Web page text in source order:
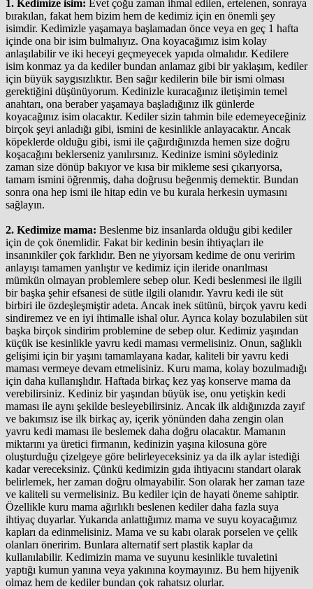
1. Kedimize isim: Evet çoğu zaman ihmal edilen, ertelenen, sonraya
bırakılan, fakat hem bizim hem de kedimiz için en önemli şey
isimdir. Kedimizle yaşamaya başlamadan önce veya en geç 1 hafta
içinde ona bir isim bulmalıyız. Ona koyacağımız isim kolay
anlaşılabilir ve iki heceyi geçmeyecek yapıda olmalıdır. Kedilere
isim konmaz ya da kediler bundan anlamaz gibi bir yaklaşım, kediler
için büyük saygısızlıktır. Ben sağır kedilerin bile bir ismi olması
gerektiğini düşünüyorum. Kedinizle kuracağınız iletişimin temel
anahtarı, ona beraber yaşamaya başladığınız ilk günlerde
koyacağınız isim olacaktır. Kediler sizin tahmin bile edemeyeceğiniz
birçok şeyi anladığı gibi, ismini de kesinlikle anlayacaktır. Ancak
köpeklerde olduğu gibi, ismi ile çağırdığınızda hemen size doğru
koşacağını beklerseniz yanılırsınız. Kedinize ismini söylediniz
zaman size dönüp bakıyor ve kısa bir mikleme sesi çıkarıyorsa,
tamam ismini öğrenmiş, daha doğrusu beğenmiş demektir. Bundan
sonra ona hep ismi ile hitap edin ve bu kurala herkesin uymasını
sağlayın.
2. Kedimize mama: Beslenme biz insanlarda olduğu gibi kediler
için de çok önemlidir. Fakat bir kedinin besin ihtiyaçları ile
insanınkiler çok farklıdır. Ben ne yiyorsam kedime de onu veririm
anlayışı tamamen yanlıştır ve kedimiz için ileride onarılması
mümkün olmayan problemlere sebep olur. Kedi beslenmesi ile ilgili
bir başka şehir efsanesi de sütle ilgili olanıdır. Yavru kedi ile süt
birbiri ile özdeşleşmiştir adeta. Ancak inek sütünü, birçok yavru kedi
sindiremez ve en iyi ihtimalle ishal olur. Ayrıca kolay bozulabilen süt
başka birçok sindirim problemine de sebep olur. Kedimiz yaşından
küçük ise kesinlikle yavru kedi maması vermelisiniz. Onun, sağlıklı
gelişimi için bir yaşını tamamlayana kadar, kaliteli bir yavru kedi
maması vermeye devam etmelisiniz. Kuru mama, kolay bozulmadığı
için daha kullanışlıdır. Haftada birkaç kez yaş konserve mama da
verebilirsiniz. Kediniz bir yaşından büyük ise, onu yetişkin kedi
maması ile aynı şekilde besleyebilirsiniz. Ancak ilk aldığınızda zayıf
ve bakımsız ise ilk birkaç ay, içerik yönünden daha zengin olan
yavru kedi maması ile beslemek daha doğru olacaktır. Mamanın
miktarını ya üretici firmanın, kedinizin yaşına kilosuna göre
oluşturduğu çizelgeye göre belirleyeceksiniz ya da ilk aylar istediği
kadar vereceksiniz. Çünkü kedimizin gıda ihtiyacını standart olarak
belirlemek, her zaman doğru olmayabilir. Son olarak her zaman taze
ve kaliteli su vermelisiniz. Bu kediler için de hayati öneme sahiptir.
Özellikle kuru mama ağırlıklı beslenen kediler daha fazla suya
ihtiyaç duyarlar. Yukarıda anlattığımız mama ve suyu koyacağımız
kapları da edinmelisiniz. Mama ve su kabı olarak porselen ve çelik
olanları öneririm. Bunlara alternatif sert plastik kaplar da
kullanılabilir. Kedimizin mama ve suyunu kesinlikle tuvaletini
yaptığı kumun yanına veya yakınına koymayınız. Bu hem hijyenik
olmaz hem de kediler bundan çok rahatsız olurlar.